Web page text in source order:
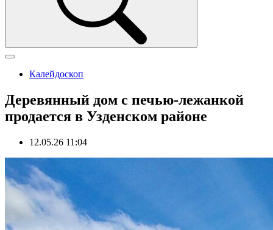
Калейдоскоп
Деревянный дом с печью-лежанкой
продается в Узденском районе
12.05.26 11:04